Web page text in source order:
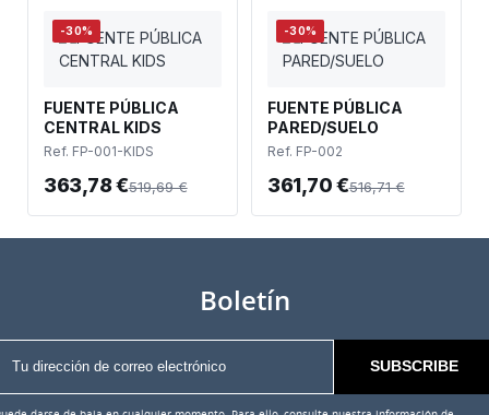
-30%
FUENTE PÚBLICA
CENTRAL KIDS
Ref. FP-001-KIDS
363,78 €519,69 €
-30%
FUENTE PÚBLICA
PARED/SUELO
Ref. FP-002
361,70 €516,71 €
Boletín